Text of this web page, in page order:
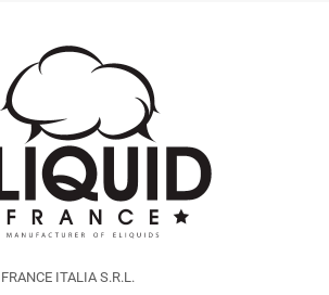
ITALIA S.R.L.